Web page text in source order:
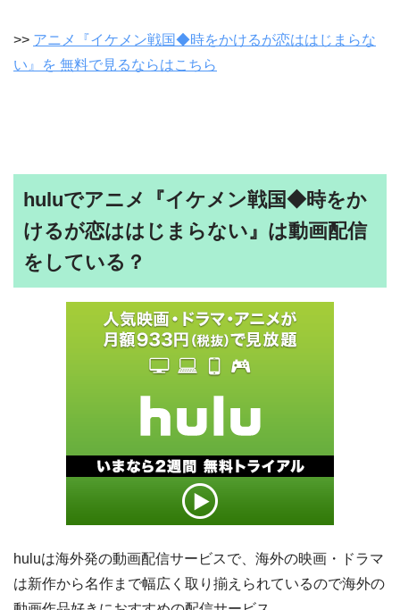
>> アニメ『イケメン戦国◆時をかけるが恋ははじまらな
い』を 無料で見るならはこちら
huluでアニメ『イケメン戦国◆時をか
けるが恋ははじまらない』は動画配信
をしている？
huluは海外発の動画配信サービスで、海外の映画・ドラマ
は新作から名作まで幅広く取り揃えられているので海外の